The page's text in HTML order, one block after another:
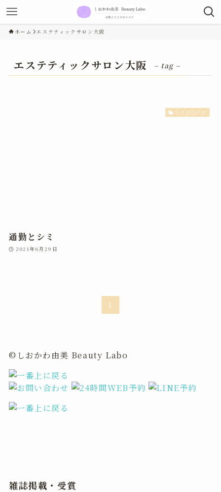
ホーム エステティックサロン大阪
エステティックサロン大阪 – tag –
シミについて
通勤とシミ
2021年6月29日
1
©しおかわ由美 Beauty Labo
雑誌掲載・受賞